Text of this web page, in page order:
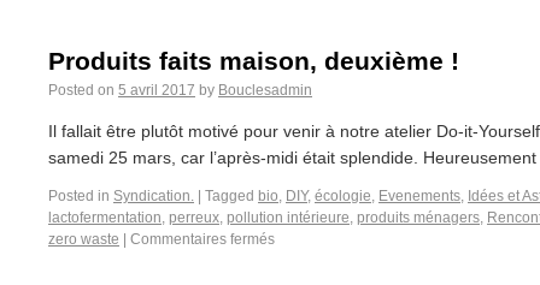
Produits faits maison, deuxième !
Posted on 5 avril 2017 by Bouclesadmin
Il fallait être plutôt motivé pour venir à notre atelier Do-it-
samedi 25 mars, car l’après-midi était splendide.
Posted in Syndication. Tagged bio, DIY, écologie, Evenements, Idées et
lactofermentation, perreux, pollution intérieure, produits ménagers,
zero waste
Commentaires fermés